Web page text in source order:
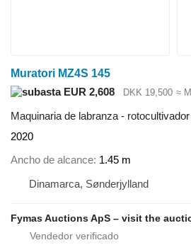
Muratori MZ4S 145
EUR 2,608
DKK 19,500 ≈
Maquinaria de labranza - rotocultivador
2020
Ancho de alcance 1.45 m
Dinamarca, Sønderjylland